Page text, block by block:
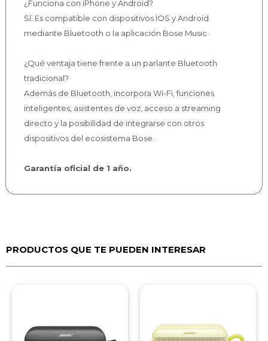
¿Funciona con iPhone y Android?
Sí. Es compatible con dispositivos iOS y Android
mediante Bluetooth o la aplicación Bose Music.
¿Qué ventaja tiene frente a un parlante Bluetooth
tradicional?
Además de Bluetooth, incorpora Wi-Fi, funciones
inteligentes, asistentes de voz, acceso a streaming
directo y la posibilidad de integrarse con otros
dispositivos del ecosistema Bose.
Garantía oficial de 1 año.
PRODUCTOS QUE TE PUEDEN INTERESAR